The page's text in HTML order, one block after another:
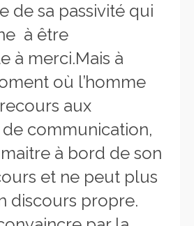
de sa passivité qui
à être
à merci.Mais à
où l’homme
aux
communication,
maitre à bord de son
et ne peut plus
discours propre.